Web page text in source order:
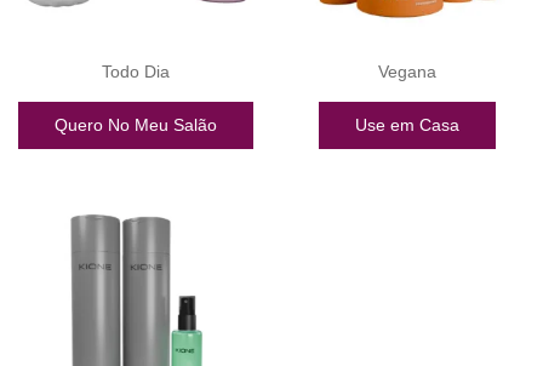
Todo Dia
Quero No Meu Salão
Vegana
Use em Casa